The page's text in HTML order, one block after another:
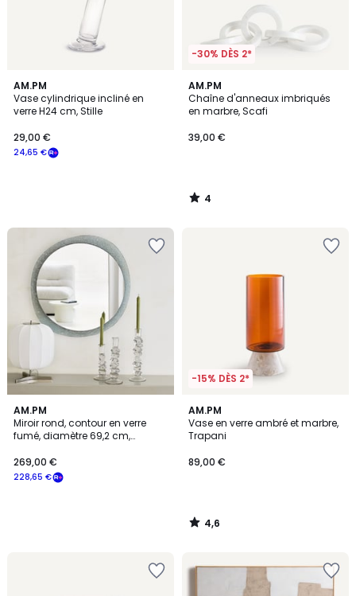
AM.PM
Vase cylindrique incliné en
verre H24 cm, Stille
24,65 €
29,00 €
-30% DÈS 2*
AM.PM
Chaîne d'anneaux imbriqués
en marbre, Scafi
39,00 €
4
/
5
4
/
AM.PM
Miroir rond, contour en verre
fumé, diamètre 69,2 cm,
228,65 €
269,00 €
-15% DÈS 2*
AM.PM
Vase en verre ambré et marbre,
Trapani
89,00 €
4,6
/ 5
4,6
/